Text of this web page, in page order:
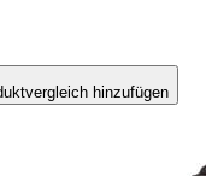
hinzufügen